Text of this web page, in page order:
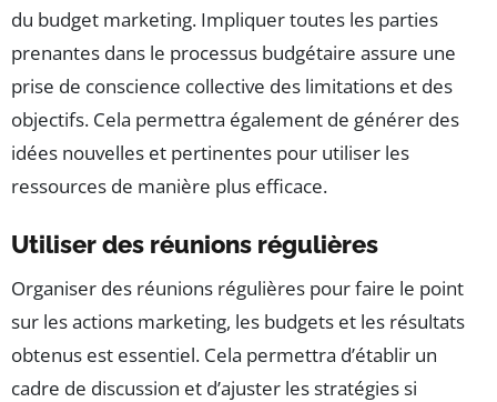
du budget marketing. Impliquer toutes les parties
prenantes dans le processus budgétaire assure une
prise de conscience collective des limitations et des
objectifs. Cela permettra également de générer des
idées nouvelles et pertinentes pour utiliser les
ressources de manière plus efficace.
Utiliser des réunions régulières
Organiser des réunions régulières pour faire le point
sur les actions marketing, les budgets et les résultats
obtenus est essentiel. Cela permettra d’établir un
cadre de discussion et d’ajuster les stratégies si